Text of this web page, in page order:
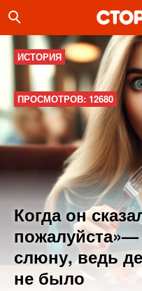
ИСТОРИЯ
ПРОСМОТРОВ: 12680
Когда он
пожалуйста»—
слюну, ведь
не было